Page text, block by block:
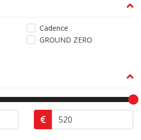
Cadence
GROUND ZERO